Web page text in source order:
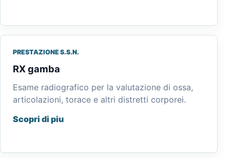
PRESTAZIONE S.S.N.
RX gamba
Esame radiografico per la valutazione di ossa,
articolazioni, torace e altri distretti corporei.
Scopri di piu